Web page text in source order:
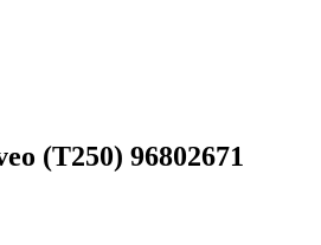
(T250) 96802671